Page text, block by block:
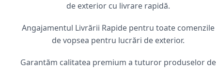
de exterior cu livrare rapidă.
Angajamentul Livrării Rapide pentru toate comenzile
de vopsea pentru lucrări de exterior.
Garantăm calitatea premium a tuturor produselor de